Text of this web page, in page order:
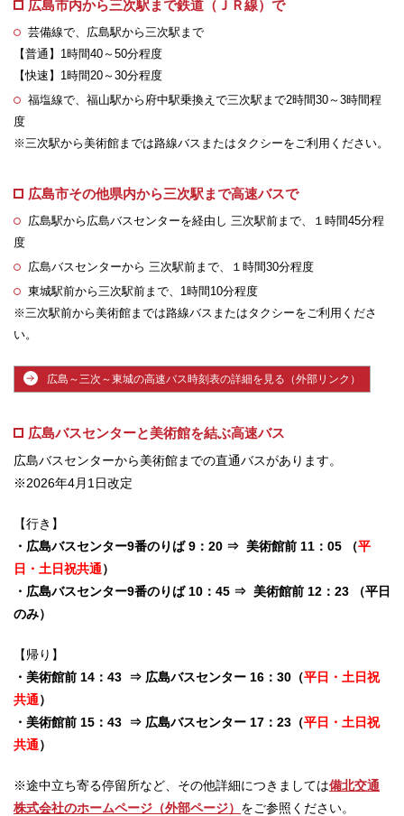
広島市内から三次駅まで鉄道（ＪＲ線）で
芸備線で、広島駅から三次駅まで
【普通】1時間40～50分程度
【快速】1時間20～30分程度
福塩線で、福山駅から府中駅乗換えで三次駅まで2時間30～3時間程
度
※三次駅から美術館までは路線バスまたはタクシーをご利用ください。
広島市その他県内から三次駅まで高速バスで
広島駅から広島バスセンターを経由し 三次駅前まで、１時間45分程
度
広島バスセンターから 三次駅前まで、１時間30分程度
東城駅前から三次駅前まで、1時間10分程度
※三次駅前から美術館までは路線バスまたはタクシーをご利用くださ
い。
広島～三次～東城の高速バス時刻表の詳細を見る（外部リンク）
広島バスセンターと美術館を結ぶ高速バス
広島バスセンターから美術館までの直通バスがあります。
※2026年4月1日改定
【行き】
・広島バスセンター9番のりば 9：20 ⇒ 美術館前 11：05 （平
日・土日祝共通）
・広島バスセンター9番のりば 10：45 ⇒ 美術館前 12：23 （平日
のみ）
【帰り】
・美術館前 14：43 ⇒ 広島バスセンター 16：30（平日・土日祝
共通）
・美術館前 15：43 ⇒ 広島バスセンター 17：23（平日・土日祝
共通）
※途中立ち寄る停留所など、その他詳細につきましては備北交通
株式会社のホームページ（外部ページ） をご参照ください。